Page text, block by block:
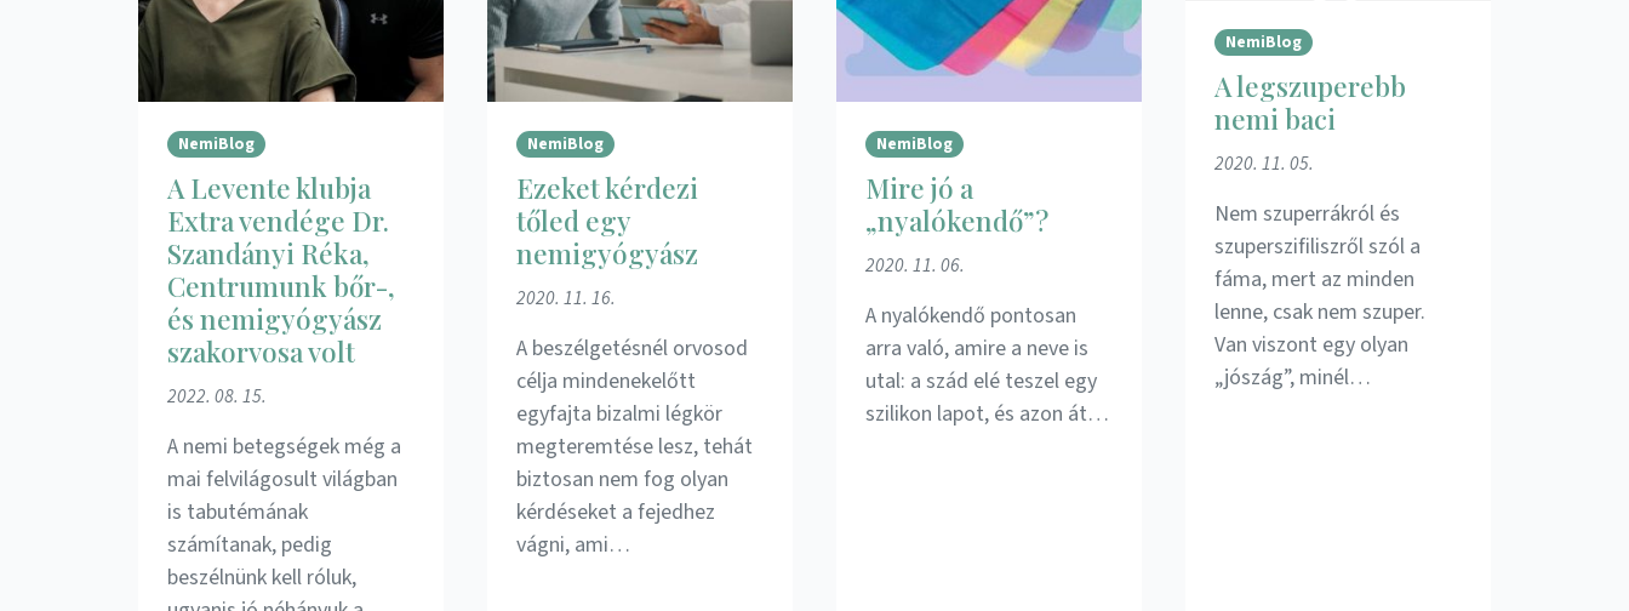
NemiBlog
A Levente klubja
Extra vendége Dr.
Szandányi Réka,
Centrumunk bőr-,
és nemigyógyász
szakorvosa volt
2022. 08. 15.
A nemi betegségek még a
mai felvilágosult világban
is tabutémának
számítanak, pedig
beszélnünk kell róluk,
NemiBlog
Ezeket kérdezi
tőled egy
nemigyógyász
2020. 11. 16.
A beszélgetésnél orvosod
célja mindenekelőtt
egyfajta bizalmi légkör
megteremtése lesz, tehát
biztosan nem fog olyan
kérdéseket a fejedhez
vágni, ami…
NemiBlog
Mire jó a
„nyalókendő”?
2020. 11. 06.
A nyalókendő pontosan
arra való, amire a neve is
utal: a szád elé teszel egy
szilikon lapot, és azon át…
NemiBlog
A legszuperebb
nemi baci
2020. 11. 05.
Nem szuperrákról és
szuperszifiliszről szól a
fáma, mert az minden
lenne, csak nem szuper.
Van viszont egy olyan
„jószág”, minél…